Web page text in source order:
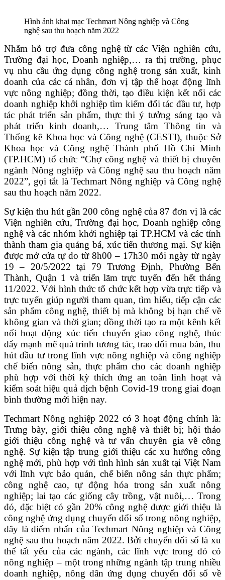
Hình ảnh khai mạc Techmart Nông nghiệp và Công
nghệ sau thu hoạch năm 2022
Nhằm hỗ trợ đưa công nghệ từ các Viện nghiên cứu,
Trường đại học, Doanh nghiệp,… ra thị trường, phục
vụ nhu cầu ứng dụng công nghệ trong sản xuất, kinh
doanh của các cá nhân, đơn vị tập thể hoạt động lĩnh
vực nông nghiệp; đồng thời, tạo điều kiện kết nối các
doanh nghiệp khởi nghiệp tìm kiếm đối tác đầu tư, hợp
tác phát triển sản phẩm, thực thi ý tưởng sáng tạo và
phát triển kinh doanh,… Trung tâm Thông tin và
Thống kê Khoa học và Công nghệ (CESTI), thuộc Sở
Khoa học và Công nghệ Thành phố Hồ Chí Minh
(TP.HCM) tổ chức “Chợ công nghệ và thiết bị chuyên
ngành Nông nghiệp và Công nghệ sau thu hoạch năm
2022”, gọi tắt là Techmart Nông nghiệp và Công nghệ
sau thu hoạch năm 2022.
Sự kiện thu hút gần 200 công nghệ của 87 đơn vị là các
Viện nghiên cứu, Trường đại học, Doanh nghiệp công
nghệ và các nhóm khởi nghiệp tại TP.HCM và các tỉnh
thành tham gia quảng bá, xúc tiến thương mại. Sự kiện
được mở cửa tự do từ 8h00 – 17h30 mỗi ngày từ ngày
19 – 20/5/2022 tại 79 Trương Định, Phường Bến
Thành, Quận 1 và triển lãm trực tuyến đến hết tháng
11/2022. Với hình thức tổ chức kết hợp vừa trực tiếp và
trực tuyến giúp người tham quan, tìm hiểu, tiếp cận các
sản phẩm công nghệ, thiết bị mà không bị hạn chế về
không gian và thời gian; đồng thời tạo ra một kênh kết
nối hoạt động xúc tiến chuyển giao công nghệ, thúc
đẩy mạnh mẽ quá trình tương tác, trao đổi mua bán, thu
hút đầu tư trong lĩnh vực nông nghiệp và công nghiệp
chế biến nông sản, thực phẩm cho các doanh nghiệp
phù hợp với thời kỳ thích ứng an toàn linh hoạt và
kiểm soát hiệu quả dịch bệnh Covid-19 trong giai đoạn
bình thường mới hiện nay.
Techmart Nông nghiệp 2022 có 3 hoạt động chính là:
Trưng bày, giới thiệu công nghệ và thiết bị; hội thảo
giới thiệu công nghệ và tư vấn chuyên gia về công
nghệ. Sự kiện tập trung giới thiệu các xu hướng công
nghệ mới, phù hợp với tình hình sản xuất tại Việt Nam
với lĩnh vực bảo quản, chế biến nông sản thực phẩm;
công nghệ cao, tự động hóa trong sản xuất nông
nghiệp; lai tạo các giống cây trồng, vật nuôi,… Trong
đó, đặc biệt có gần 20% công nghệ được giới thiệu là
công nghệ ứng dụng chuyển đổi số trong nông nghiệp,
đây là điểm nhấn của Techmart Nông nghiệp và Công
nghệ sau thu hoạch năm 2022. Bởi chuyển đổi số là xu
thế tất yếu của các ngành, các lĩnh vực trong đó có
nông nghiệp – một trong những ngành tập trung nhiều
doanh nghiệp, nông dân ứng dụng chuyển đổi số về